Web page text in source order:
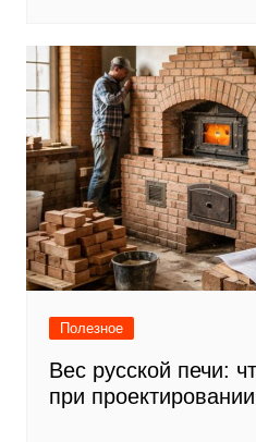
Полезное
Вес русской печи:
при